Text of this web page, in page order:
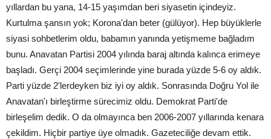
yıllardan bu yana, 14-15 yaşımdan beri siyasetin içindeyiz.
Kurtulma şansın yok; Korona'dan beter (gülüyor). Hep büyüklerle
siyasi sohbetlerim oldu, babamın yanında yetişmeme bağladım
bunu. Anavatan Partisi 2004 yılında baraj altında kalınca erimeye
başladı. Gerçi 2004 seçimlerinde yine burada yüzde 5-6 oy aldık.
Parti yüzde 2'lerdeyken biz iyi oy aldık. Sonrasında Doğru Yol ile
Anavatan'ı birleştirme sürecimiz oldu. Demokrat Parti'de
birleşelim dedik. O da olmayınca ben 2006-2007 yıllarında kenara
çekildim. Hiçbir partiye üye olmadık. Gazeteciliğe devam ettik.